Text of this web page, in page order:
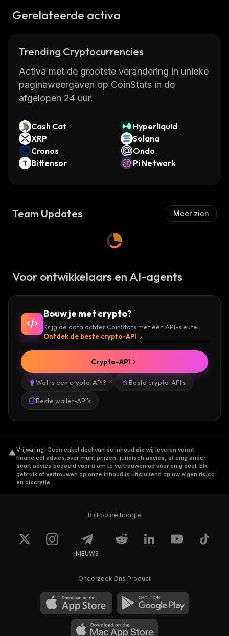
Gerelateerde activa
Trending Cryptocurrencies
Activa met de grootste verandering in unieke
paginaweergaven op CoinStats in de
afgelopen 24 uur.
Cash Cat
Hyperliquid
XRP
Solana
Cronos
Ondo
Bittensor
Pi Network
Team Updates Meer zien
Voor ontwikkelaars en AI-agents
Bouw je met crypto?
Krijg de data achter CoinStats met één API-sleutel.
Ontdek de beste crypto-API
Wat is een crypto-API? Beste crypto-API's
Beste wallet-API's
Crypto-API
Vrijwaring. Geen enkel deel van de inhoud die wij leveren vormt
financieel advies over munt prijzen, juridisch advies, of enig ander
soort advies bedoeld voor u om te vertrouwen op voor enig doel. Elk
gebruik of vertrouwen op onze inhoud is uitsluitend op uw eigen risico
en discretie.
Blijf op de hoogte
NIEUWS
Onderzoek Ons Product